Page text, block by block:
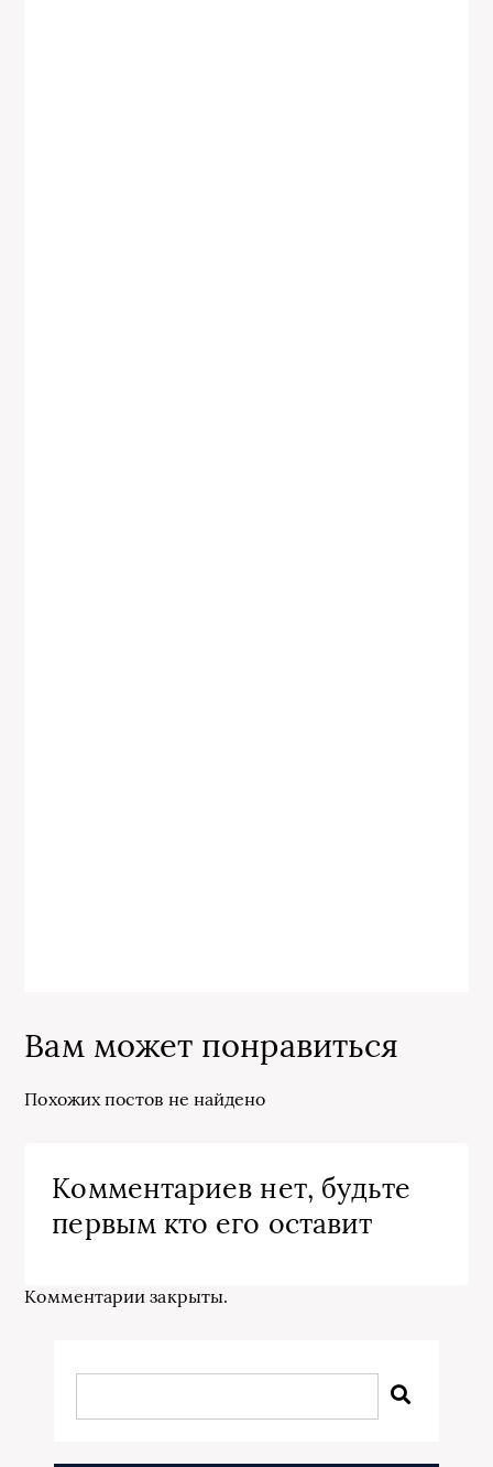
Вам может понравиться
Похожих постов не найдено
Комментариев нет, будьте
первым кто его оставит
Комментарии закрыты.